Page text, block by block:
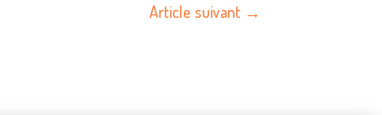
Article suivant→